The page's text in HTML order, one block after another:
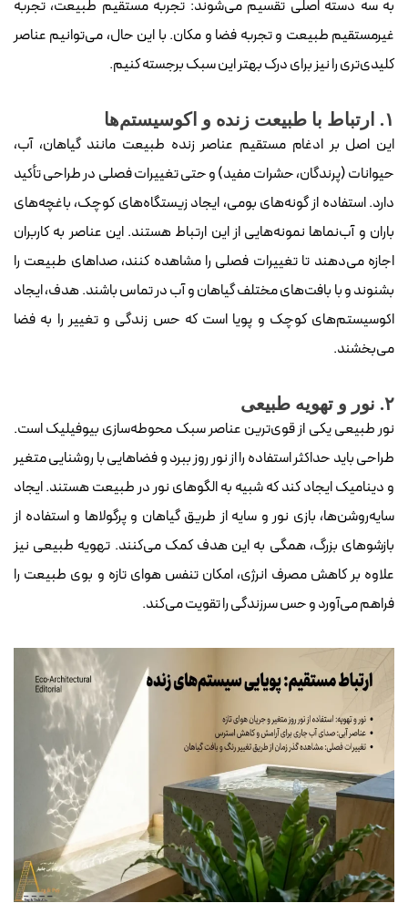
به سه دسته اصلی تقسیم می‌شوند: تجربه مستقیم طبیعت، تجربه
غیرمستقیم طبیعت و تجربه فضا و مکان. با این حال، می‌توانیم عناصر
کلیدی‌تری را نیز برای درک بهتر این سبک برجسته کنیم.
۱. ارتباط با طبیعت زنده و اکوسیستم‌ها
این اصل بر ادغام مستقیم عناصر زنده طبیعت مانند گیاهان، آب،
حیوانات (پرندگان، حشرات مفید) و حتی تغییرات فصلی در طراحی تأکید
دارد. استفاده از گونه‌های بومی، ایجاد زیستگاه‌های کوچک، باغچه‌های
باران و آب‌نماها نمونه‌هایی از این ارتباط هستند. این عناصر به کاربران
اجازه می‌دهند تا تغییرات فصلی را مشاهده کنند، صداهای طبیعت را
بشنوند و با بافت‌های مختلف گیاهان و آب در تماس باشند. هدف، ایجاد
اکوسیستم‌های کوچک و پویا است که حس زندگی و تغییر را به فضا
می‌بخشند.
۲. نور و تهویه طبیعی
نور طبیعی یکی از قوی‌ترین عناصر سبک محوطه‌سازی بیوفیلیک است.
طراحی باید حداکثر استفاده را از نور روز ببرد و فضاهایی با روشنایی متغیر
و دینامیک ایجاد کند که شبیه به الگوهای نور در طبیعت هستند. ایجاد
سایه‌روشن‌ها، بازی نور و سایه از طریق گیاهان و پرگولاها و استفاده از
بازشوهای بزرگ، همگی به این هدف کمک می‌کنند. تهویه طبیعی نیز
علاوه بر کاهش مصرف انرژی، امکان تنفس هوای تازه و بوی طبیعت را
فراهم می‌آورد و حس سرزندگی را تقویت می‌کند.